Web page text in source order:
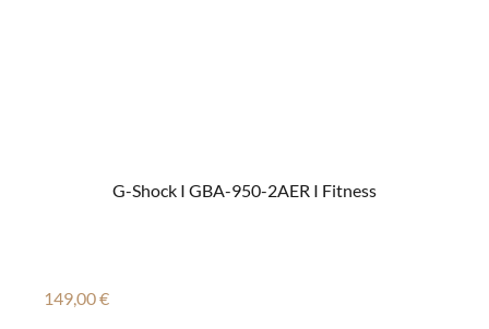
G-Shock I GBA-950-2AER I Fitness
Regulärer Preis:
149,00 €